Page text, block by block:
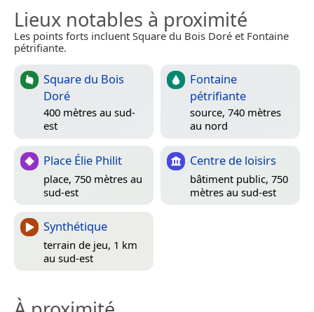
Lieux notables à proximité
Les points forts incluent Square du Bois Doré et Fontaine
pétrifiante.
Square du Bois
Doré
400 mètres au sud-
est
Fontaine
pétrifiante
source, 740 mètres
au nord
Place Élie Philit
place, 750 mètres au
sud-est
Centre de loisirs
bâtiment public, 750
mètres au sud-est
Synthétique
terrain de jeu, 1 km
au sud-est